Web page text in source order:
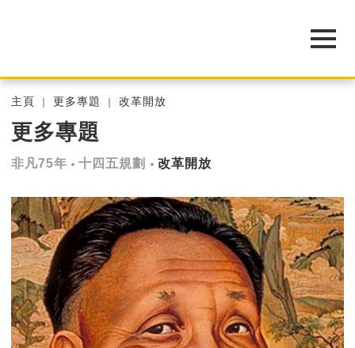
主頁 更多專題 改革開放
更多專題
非凡75年 十四五規劃 改革開放